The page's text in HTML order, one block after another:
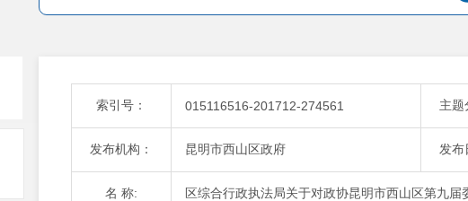
索引号： 015116516-201712-274561 主题
发布机构： 昆明市西山区政府 发布
名 称: 区综合行政执法局关于对政协昆明市西山区第九